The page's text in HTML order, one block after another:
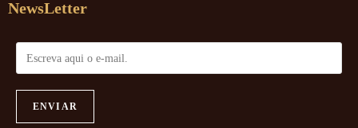
NewsLetter
ENVIAR